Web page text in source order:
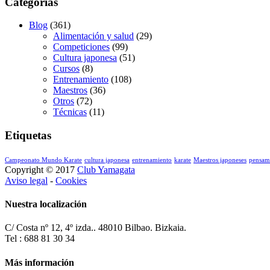
Blog (361)
Alimentación y salud (29)
Competiciones (99)
Cultura japonesa (51)
Cursos (8)
Entrenamiento (108)
Maestros (36)
Otros (72)
Técnicas (11)
Etiquetas
Campeonato Mundo Karate cultura japonesa entrenamiento karate Maestros japoneses
Copyright © 2017 Club Yamagata
Aviso legal - Cookies
Nuestra localización
C/ Costa nº 12, 4º izda.. 48010 Bilbao. Bizkaia.
Tel : 688 81 30 34
Más información